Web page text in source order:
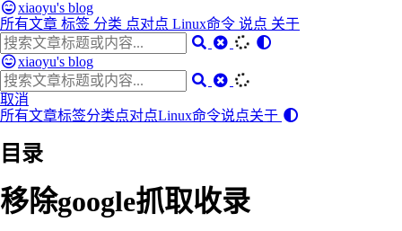
xiaoyu's blog
所有文章 标签 分类 点对点 Linux命令 说点 关于
xiaoyu's blog
取消
所有文章标签分类点对点Linux命令说点关于
目录
移除google抓取收录